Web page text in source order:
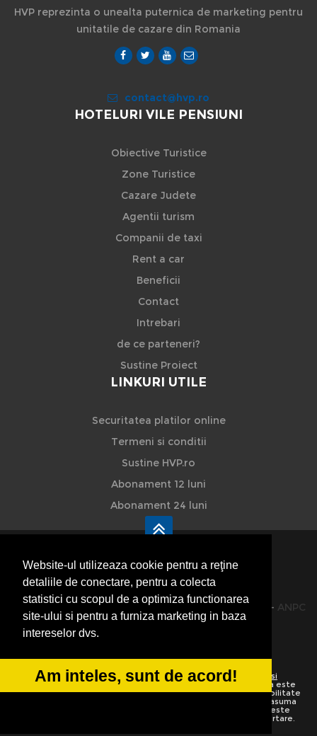
Website-ul utilizeaza cookie pentru a reţine
detaliile de conectare, pentru a colecta
statistici cu scopul de a optimiza functionarea
site-ului si pentru a furniza marketing in baza
intereselor dvs.
Am inteles, sunt de acord!
HVP reprezinta o unealta puternica de marketing pentru
unitatile de cazare din Romania
contact@hvp.ro
HOTELURI VILE PENSIUNI
Obiective Turistice
Zone Turistice
Cazare Judete
Agentii turism
Companii de taxi
Rent a car
Beneficii
Contact
Intrebari
de ce parteneri?
Sustine Proiect
LINKURI UTILE
Securitatea platilor online
Termeni si conditii
Sustine HVP.ro
Abonament 12 luni
Abonament 24 luni
HVP - Hoteluri Vile Pensiuni
© 2014-2026 Powered byVilonMedia&TekaBility - ANPC
SOL
Utilizand acest site inseamna ca sunteti de acord cu Termenii si
conditiile de utilizare Preluarea informatiilor totala sau partiala este
strict interzisa. Ne rezervam dreptul de a apela la institutiile abilitate
nu isi asuma
vina pentru corectitudinea informatiilor. Daca o informatie nu este
corecta sau este incompleta va rugam folositi linkurile de raportare.